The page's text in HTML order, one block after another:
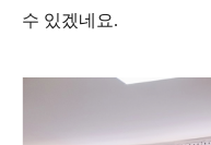
수 있겠네요.